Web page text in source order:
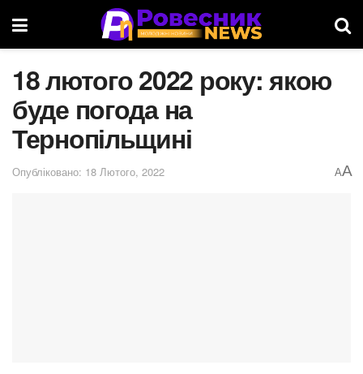
18 лютого 2022 року: якою
буде погода на
Тернопільщині
Опубліковано: 18 Лютого, 2022 AA